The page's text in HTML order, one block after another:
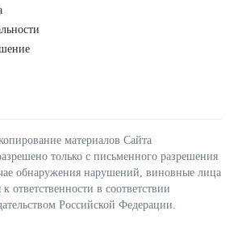
материалов Сайта
только с письменного разрешения
обнаружения нарушений, виновные лица
ответственности в соответствии
Российской Федерации.